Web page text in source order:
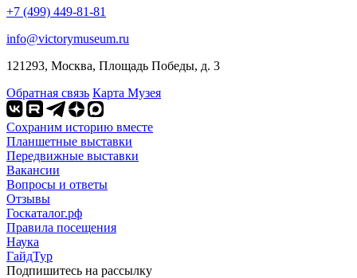
+7 (499) 449-81-81
info@victorymuseum.ru
121293, Москва, Площадь Победы, д. 3
Обратная связь Карта Музея
Сохраним историю вместе
Планшетные выставки
Передвижные выставки
Вакансии
Вопросы и ответы
Отзывы
Госкаталог.рф
Правила посещения
Наука
ГайдТур
Подпишитесь на рассылку